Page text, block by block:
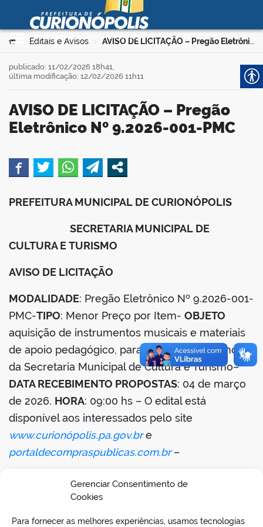
Gerenciar Consentimento de
Cookies
Para fornecer as melhores experiências, usamos tecnologias
Ir para o conteúdo
Prefeitura Municipal de
Curionópolis
portal
Você está aqui:
Editais e Avisos > AVISO DE LICITAÇÃO – Pregão Eletrônico Nº 9.2026-001-PMC
AVISO DE LICITAÇÃO – Pregão
Eletrônico Nº 9.2026-001-PMC
publicado: 11/02/2026 18h41,
última modificação: 12/02/2026 11h11
PREFEITURA MUNICIPAL DE CURIONÓPOLIS
SECRETARIA MUNICIPAL DE
CULTURA E TURISMO
AVISO DE LICITAÇÃO
MODALIDADE: Pregão Eletrônico Nº 9.2026-001-
PMC-TIPO: Menor Preço por Item- OBJETO
aquisição de instrumentos musicais e materiais
de apoio pedagógico, para atender a demanda
da Secretaria Municipal de Cultura e Turismo–
DATA RECEBIMENTO PROPOSTAS: 04 de março
de 2026. HORA: 09:00 hs – O edital está
disponível aos interessados pelo site
www.curionópolis.pa.gov.bre
portaldecompraspublicas.com.br–
11 de fevereiro de 2026 – Daniel de Jesus
Macedo – Pregoeiro